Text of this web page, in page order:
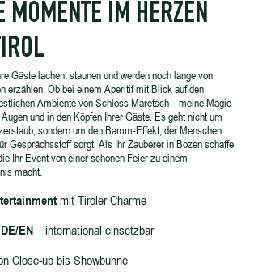
MOMENTE IM HERZEN
Gäste lachen, staunen und werden noch lange von
erzählen. Ob bei einem Aperitif mit Blick auf den
Ambiente von Schloss Maretsch – meine Magie
und in den Köpfen Ihrer Gäste. Es geht nicht um
sondern um den Bamm-Effekt, der Menschen
Gesprächsstoff sorgt. Als Ihr Zauberer in Bozen schaffe
Ihr Event von einer schönen Feier zu einem
macht.
mit Tiroler Charme
EN– international einsetzbar
Close-up bis Showbühne